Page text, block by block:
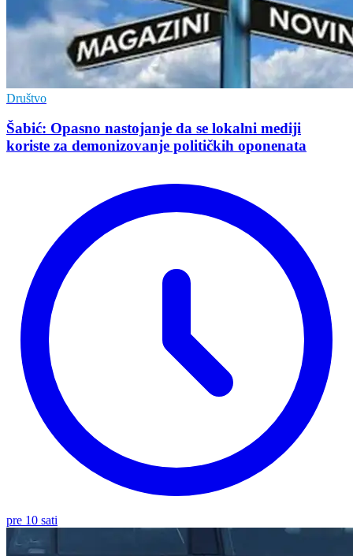
Društvo
Šabić: Opasno nastojanje da se lokalni mediji
koriste za demonizovanje političkih oponenata
pre 10 sati